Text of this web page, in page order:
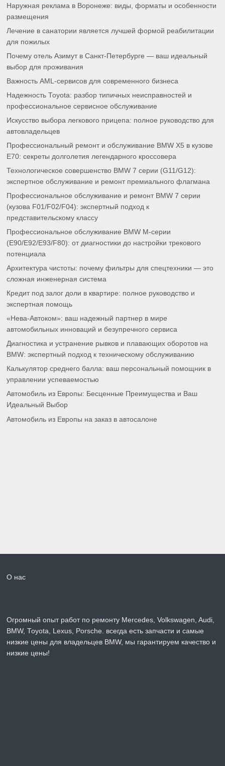
Наружная реклама в Воронеже: виды, форматы и особенности
размещения
Лечение в санатории является лучшей формой реабилитации
для пожилых
Почему отель Азимут в Санкт-Петербурге — ваш идеальный
выбор для проживания
Важность AML-сервисов для современного бизнеса
Надежность Toyota: разбор типичных неисправностей и
профессиональное сервисное обслуживание
Искусство выбора легкового прицепа: полное руководство для
автовладельцев
Профессиональный ремонт и обслуживание BMW X5 в кузове
E70: секреты долголетия легендарного кроссовера
Технологическое совершенство BMW 7 серии (G11/G12):
экспертное обслуживание и ремонт премиального флагмана
Профессиональное обслуживание и ремонт BMW 7 серии
(кузова F01/F02/F04): экспертный подход к
представительскому классу
Профессиональное обслуживание BMW M-серии
(E90/E92/E93/F80): от диагностики до настройки трекового
потенциала
Архитектура чистоты: почему фильтры для спецтехники — это
сложная инженерная система
Кредит под залог доли в квартире: полное руководство и
экспертная помощь
«Нева-Автоком»: ваш надежный партнер в мире
автомобильных инноваций и безупречного сервиса
Диагностика и устранение рывков и плавающих оборотов на
BMW: экспертный подход к техническому обслуживанию
Калькулятор среднего балла: ваш персональный помощник в
управлении успеваемостью
Автомобиль из Европы: Бесценные Преимущества и Ваш
Идеальный Выбор
Автомобиль из Европы на заказ в автосалоне
О нас
Огромный опыт работ по ремонту Mercedes, Volkswagen, Audi,
BMW, Toyota, Lexus, Porsche. всегда есть запчасти и самые
низкие цены для владельцев BMW, мы гарантируем качество и
низкие цены!